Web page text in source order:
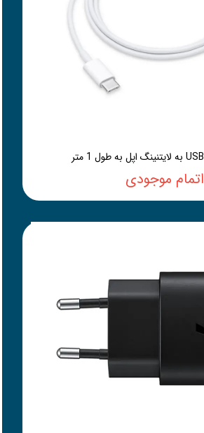
اتمام موجودی